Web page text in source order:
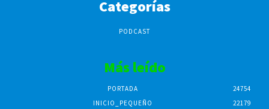
Categorías
PODCAST
Más leído
PORTADA
24754
INICIO_PEQUEÑO
22179